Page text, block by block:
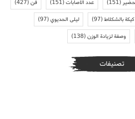
(151) عدد الاصابات(151) فن(427)
كيكة بالشكلاط(97) ليلى الحديوي(97)
وصفة لزيادة الوزن(138)
تصنيفات